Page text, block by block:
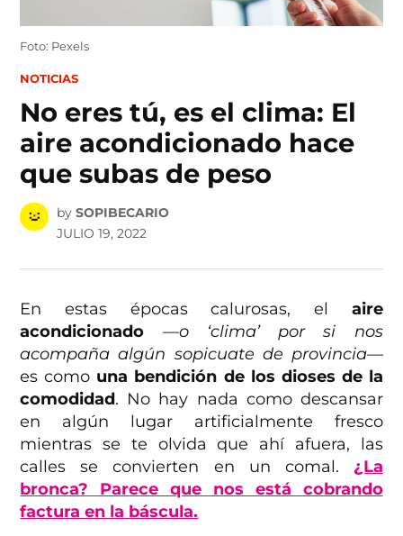
Foto: Pexels
POSTED
NOTICIAS
No eres tú, es el clima: El
aire acondicionado hace
que subas de peso
by SOPIBECARIO
JULIO 19, 2022
En estas épocas calurosas, el aire
acondicionado
—o ‘clima’ por si nos
acompaña algún sopicuate de provincia—
es como una bendición de los dioses de la
comodidad. No hay nada como descansar
en algún lugar artificialmente fresco
mientras se te olvida que ahí afuera, las
calles se convierten en un comal. ¿La
bronca? Parece que nos está cobrando
factura en la báscula.